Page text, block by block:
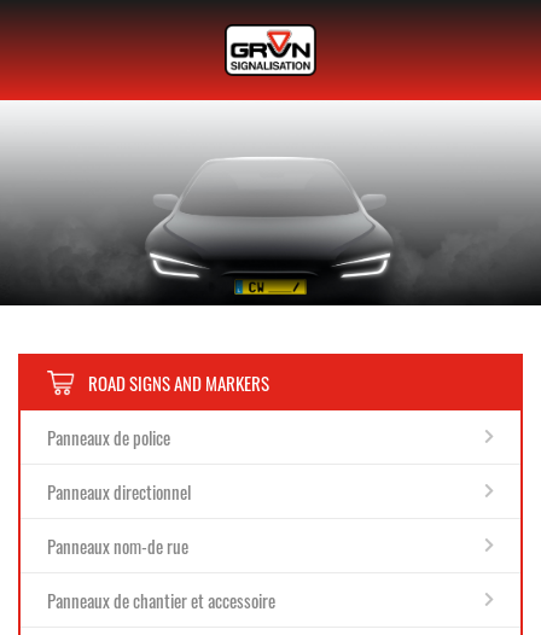
ROAD SIGNS AND MARKERS
Panneaux de police
Panneaux directionnel
Panneaux nom-de rue
Panneaux de chantier et accessoire